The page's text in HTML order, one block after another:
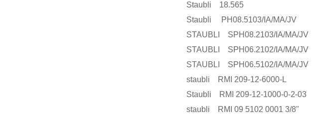
Staubli 18.565
Staubli PH08.5103/IA/MA/JV
STAUBLI SPH08.2103/IA/MA/JV
STAUBLI SPH06.2102/IA/MA/JV
STAUBLI SPH06.5102/IA/MA/JV
staubli RMI 209-12-6000-L
Staubli RMI 209-12-1000-0-2-03
staubli RMI 09 5102 0001 3/8"